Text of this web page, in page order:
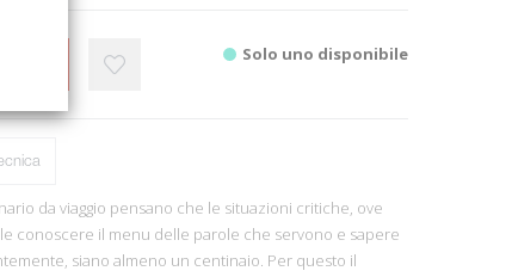
Solo uno disponibile
da viaggio pensano che le situazioni critiche, ove
conoscere il menu delle parole che servono e sapere
siano almeno un centinaio. Per questo il